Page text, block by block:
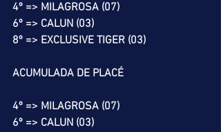
4º => MILAGROSA (07)
6º => CALUN (03)
8º => EXCLUSIVE TIGER (03)
ACUMULADA DE PLACÉ
4º => MILAGROSA (07)
6º => CALUN (03)